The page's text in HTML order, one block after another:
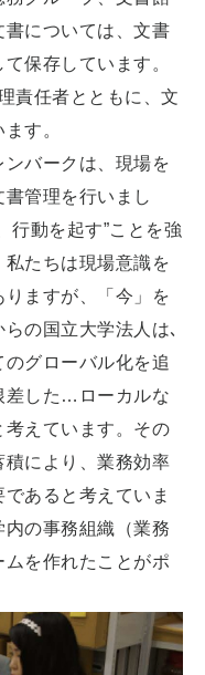
については、文書
保存しています。
責任者とともに、文
す。
バークは、現場を
管理を行いまし
行動を起す”ことを強
私たちは現場意識を
ますが、「今」を
の国立大学法人は､
グローバル化を追
差した…ローカルな
えています。その
により、業務効率
あると考えていま
の事務組織（業務
を作れたことがポ